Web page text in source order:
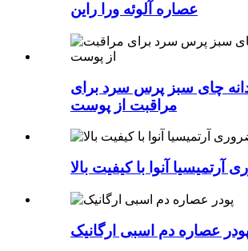
عصاره آلوئه ورا راین
چای سبز پرس سرد برای
مراقبت از پوست
آنوا با کیفیت بالا
عصاره دم اسبی ارگانیک